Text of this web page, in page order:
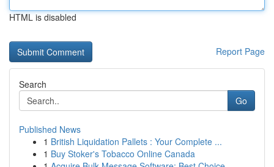
HTML is disabled
Report Page
Search
Go
Published News
1 British Liquidation Pallets : Your Complete ...
1 Buy Stoker's Tobacco Online Canada